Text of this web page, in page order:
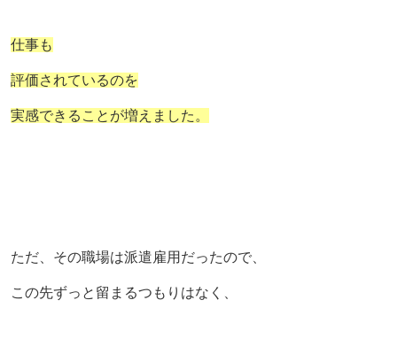
仕事も
評価されているのを
実感できることが増えました。
ただ、その職場は派遣雇用だったので、
この先ずっと留まるつもりはなく、